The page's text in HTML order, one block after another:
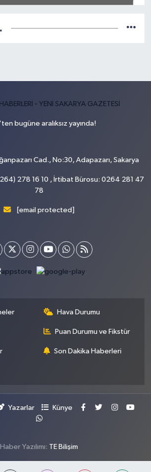
bugüne aralıksız yayında!
Cad., No:30, Adapazarı, Sakarya
278 16 10 , İrtibat Bürosu: 0264 281 47
78
[email protected]
Hava Durumu
Puan Durumu ve Fikstür
Son Dakika Haberleri
Yazarlar Künye
Haber Yazılımı: TE Bilişim